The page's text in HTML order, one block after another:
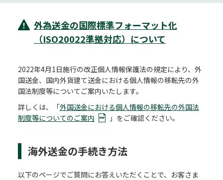
外為送金の国際標準フォーマット化
（ISO20022準拠対応）について
2022年4月1日施行の改正個人情報保護法の規定により、外
国送金、国内外貨建て送金における個人情報の移転先の外
国法制度等についてご案内いたします。
詳しくは、「外国送金における個人情報の移転先の外国法
制度等についてのご案内
」をご確認ください。
海外送金の手続き方法
以下のページでご質問にお答えいただくことで、お客さま